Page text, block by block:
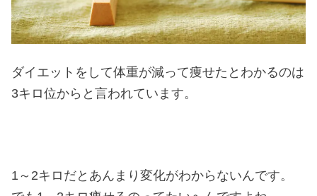
ダイエットをして体重が減って痩せたとわかるのは
3キロ位からと言われています。
1～2キロだとあんまり変化がわからないんです。